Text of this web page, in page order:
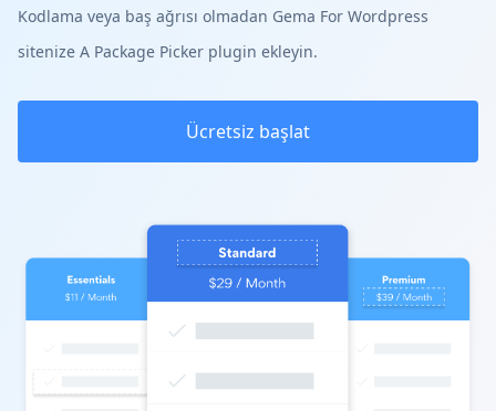
Kodlama veya baş ağrısı olmadan Gema For Wordpress
sitenize A Package Picker plugin ekleyin.
Ücretsiz başlat